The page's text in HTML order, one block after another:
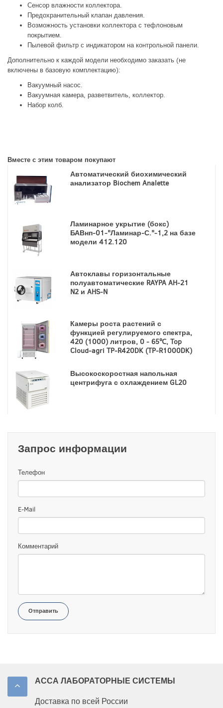
Сенсор влажности коллектора.
Предохранительный клапан давления.
Возможность установки коллектора с тефлоновым
покрытием.
Пылевой фильтр с индикатором на контрольной панели.
Дополнительно к каждой модели необходимо заказать (не
включены в базовую комплектацию):
Вакуумный насос.
Вакуумная камера, разветвитель, коллектор.
Набор колб.
Запрос информации
Телефон
E-Mail
Комментарий
Отправить
Вместе с этим товаром покупают
Автоматический биохимический
анализатор Biochem Analette
Ламинарное укрытие (бокс)
БАВнп-01-"Ламинар-С."-1,2 на базе
модели 412.120
Автоклавы горизонтальные
полуавтоматические RAYPA AH-21
N2 и AHS-N
Камеры роста растений с
функцией регулируемого спектра,
420 (1000) литров, 0 - 65℃, Top
Cloud-agri TP-R420DK (TP-R1000DK)
Высокоскоростная напольная
центрифуга с охлаждением GL20
АССА ЛАБОРАТОРНЫЕ СИСТЕМЫ
Доставка по всей России